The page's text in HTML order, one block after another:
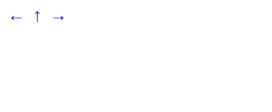
← ↑ →